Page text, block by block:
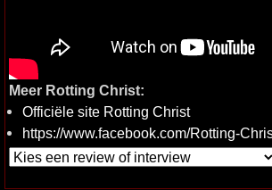
Meer Rotting Christ:
Officiële site Rotting Christ
https://www.facebook.com/Rotting-